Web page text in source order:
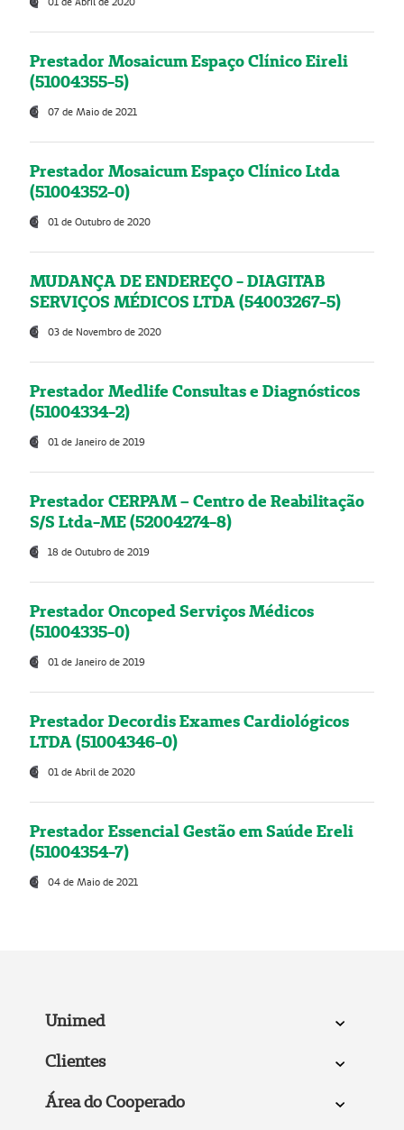
Prestador Mosaicum Espaço Clínico Eireli
(51004355-5)
07 de Maio de 2021
Prestador Mosaicum Espaço Clínico Ltda
(51004352-0)
01 de Outubro de 2020
MUDANÇA DE ENDEREÇO - DIAGITAB
SERVIÇOS MÉDICOS LTDA (54003267-5)
03 de Novembro de 2020
Prestador Medlife Consultas e Diagnósticos
(51004334-2)
01 de Janeiro de 2019
Prestador CERPAM – Centro de Reabilitação
S/S Ltda-ME (52004274-8)
18 de Outubro de 2019
Prestador Oncoped Serviços Médicos
(51004335-0)
01 de Janeiro de 2019
Prestador Decordis Exames Cardiológicos
LTDA (51004346-0)
01 de Abril de 2020
Prestador Essencial Gestão em Saúde Ereli
(51004354-7)
04 de Maio de 2021
Unimed
Clientes
Área do Cooperado